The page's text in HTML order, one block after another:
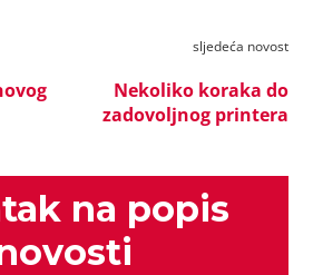
sljedeća novost
Nekoliko koraka do
zadovoljnog printera
na popis